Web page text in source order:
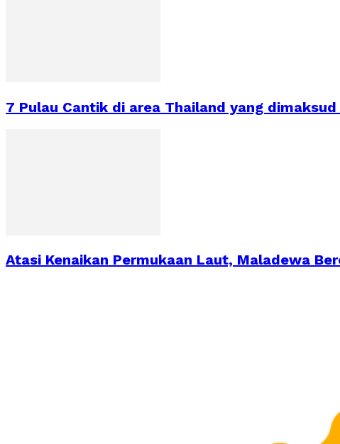
7 Pulau Cantik di area Thailand yang
Atasi Kenaikan Permukaan Laut, Maladewa